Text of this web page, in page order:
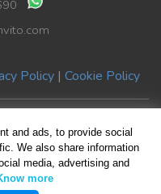
Policy | Cookie Policy
La Rocca | P.Iva
Giliberti| Foto HomePage
and ads, to provide social
We also share information
media, advertising and
more